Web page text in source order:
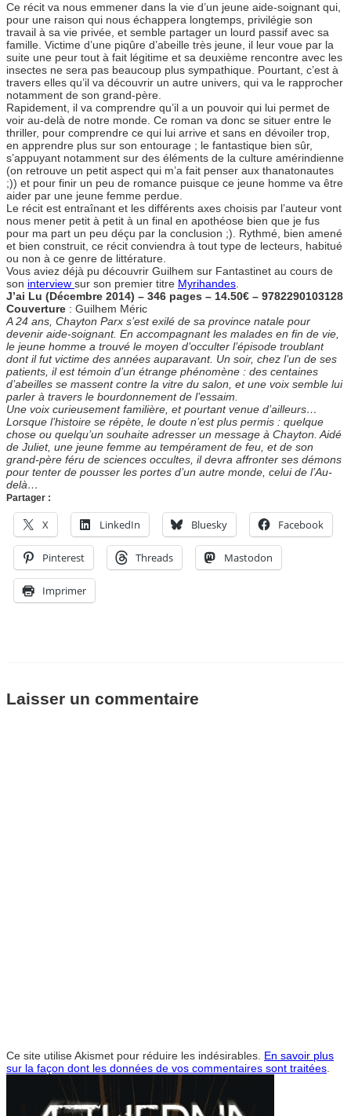
Ce récit va nous emmener dans la vie d’un jeune aide-soignant qui,
pour une raison qui nous échappera longtemps, privilégie son
travail à sa vie privée, et semble partager un lourd passif avec sa
famille. Victime d’une piqûre d’abeille très jeune, il leur voue par la
suite une peur tout à fait légitime et sa deuxième rencontre avec les
insectes ne sera pas beaucoup plus sympathique. Pourtant, c’est à
travers elles qu’il va découvrir un autre univers, qui va le rapprocher
notamment de son grand-père.
Rapidement, il va comprendre qu’il a un pouvoir qui lui permet de
voir au-delà de notre monde. Ce roman va donc se situer entre le
thriller, pour comprendre ce qui lui arrive et sans en dévoiler trop,
en apprendre plus sur son entourage ; le fantastique bien sûr,
s’appuyant notamment sur des éléments de la culture amérindienne
(on retrouve un petit aspect qui m’a fait penser aux thanatonautes
;)) et pour finir un peu de romance puisque ce jeune homme va être
aider par une jeune femme perdue.
Le récit est entraînant et les différents axes choisis par l’auteur vont
nous mener petit à petit à un final en apothéose bien que je fus
pour ma part un peu déçu par la conclusion ;). Rythmé, bien amené
et bien construit, ce récit conviendra à tout type de lecteurs, habitué
ou non à ce genre de littérature.
Vous aviez déjà pu découvrir Guilhem sur Fantastinet au cours de
son interview sur son premier titre Myrihandes
J’ai Lu (Décembre 2014) – 346 pages – 14.50€ – 9782290103128
Couverture : Guilhem Méric
A 24 ans, Chayton Parx s’est exilé de sa province natale pour
devenir aide-soignant. En accompagnant les malades en fin de vie,
le jeune homme a trouvé le moyen d’occulter l’épisode troublant
dont il fut victime des années auparavant. Un soir, chez l’un de ses
patients, il est témoin d’un étrange phénomène : des centaines
d’abeilles se massent contre la vitre du salon, et une voix semble lui
parler à travers le bourdonnement de l’essaim.
Une voix curieusement familière, et pourtant venue d’ailleurs…
Lorsque l’histoire se répète, le doute n’est plus permis : quelque
chose ou quelqu’un souhaite adresser un message à Chayton. Aidé
de Juliet, une jeune femme au tempérament de feu, et de son
grand-père féru de sciences occultes, il devra affronter ses démons
pour tenter de pousser les portes d’un autre monde, celui de l’Au-
delà…
Partager :
X LinkedIn Bluesky Facebook
Pinterest Threads Mastodon
Imprimer
Laisser un commentaire
Ce site utilise Akismet pour réduire les indésirables. En savoir plus
sur la façon dont les données de vos commentaires sont traitées.